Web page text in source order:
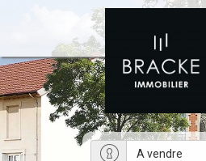
A vendre